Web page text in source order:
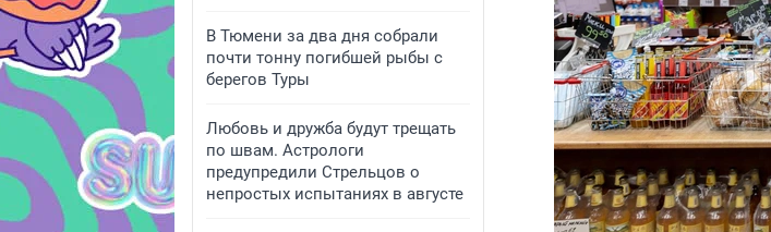
В Тюмени за два дня собрали
почти тонну погибшей рыбы с
берегов Туры
Любовь и дружба будут трещать
по швам. Астрологи
предупредили Стрельцов о
непростых испытаниях в августе